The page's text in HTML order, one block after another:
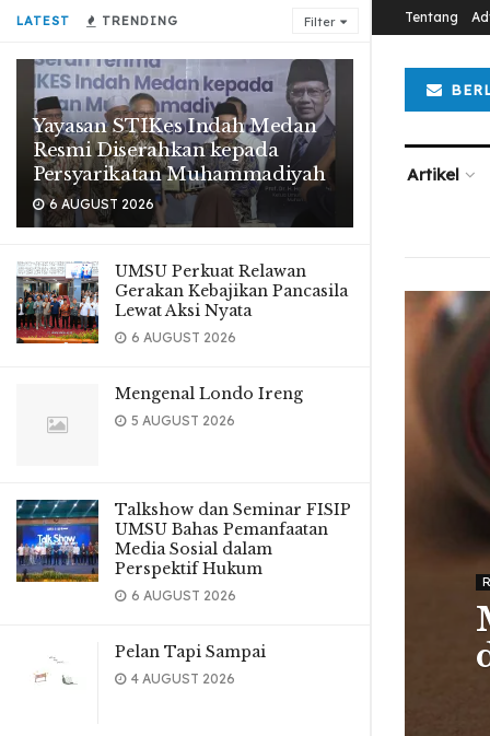
LATEST TRENDING Filter
Yayasan STIKes Indah Medan
Resmi Diserahkan kepada
Persyarikatan Muhammadiyah
6 AUGUST 2026
UMSU Perkuat Relawan
Gerakan Kebajikan Pancasila
Lewat Aksi Nyata
6 AUGUST 2026
Mengenal Londo Ireng
5 AUGUST 2026
Talkshow dan Seminar FISIP
UMSU Bahas Pemanfaatan
Media Sosial dalam
Perspektif Hukum
6 AUGUST 2026
Pelan Tapi Sampai
4 AUGUST 2026
Tentang
Artikel